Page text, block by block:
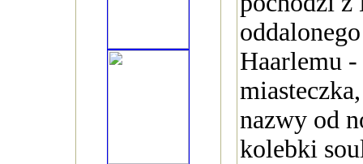
Haarlemu
nazwy od
kolebki